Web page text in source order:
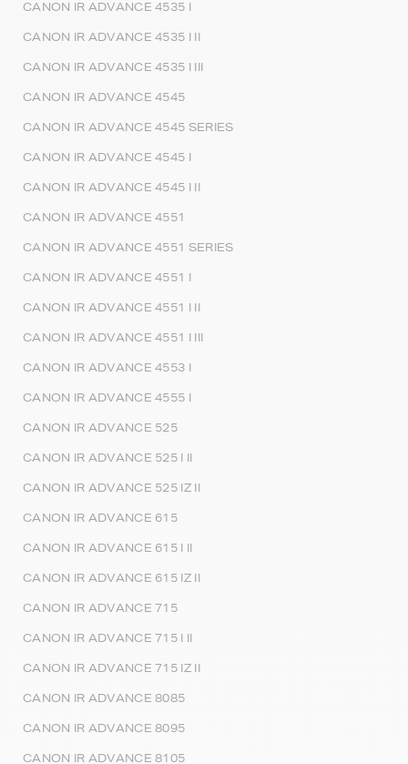
CANON IR ADVANCE 4535 I
CANON IR ADVANCE 4535 I II
CANON IR ADVANCE 4535 I III
CANON IR ADVANCE 4545
CANON IR ADVANCE 4545 SERIES
CANON IR ADVANCE 4545 I
CANON IR ADVANCE 4545 I II
CANON IR ADVANCE 4551
CANON IR ADVANCE 4551 SERIES
CANON IR ADVANCE 4551 I
CANON IR ADVANCE 4551 I II
CANON IR ADVANCE 4551 I III
CANON IR ADVANCE 4553 I
CANON IR ADVANCE 4555 I
CANON IR ADVANCE 525
CANON IR ADVANCE 525 I II
CANON IR ADVANCE 525 IZ II
CANON IR ADVANCE 615
CANON IR ADVANCE 615 I II
CANON IR ADVANCE 615 IZ II
CANON IR ADVANCE 715
CANON IR ADVANCE 715 I II
CANON IR ADVANCE 715 IZ II
CANON IR ADVANCE 8085
CANON IR ADVANCE 8095
CANON IR ADVANCE 8105